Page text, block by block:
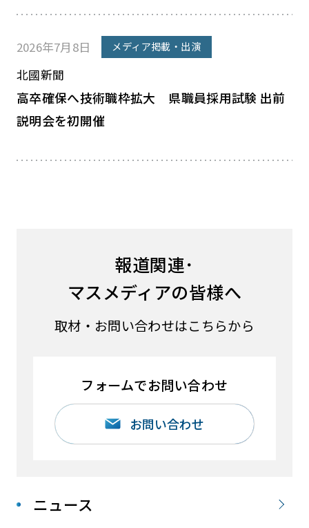
ニュース
2026年7月8日 メディア掲載・出演
北國新聞
高卒確保へ技術職枠拡大 県職員採用試験 出前
説明会を初開催
報道関連･
マスメディアの皆様へ
取材・お問い合わせはこちらから
フォームでお問い合わせ
お問い合わせ